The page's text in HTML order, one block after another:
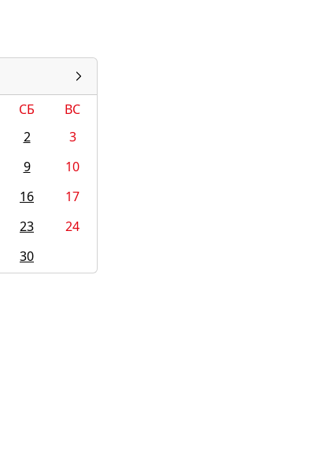
СБ
ВС
2
3
9
10
16
17
23
24
30